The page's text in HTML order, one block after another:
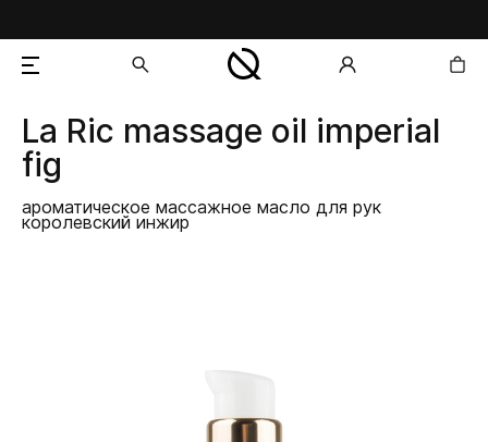
добавлен в корзину
La Ric massage oil imperial
fig
ароматическое массажное масло для рук
королевский инжир